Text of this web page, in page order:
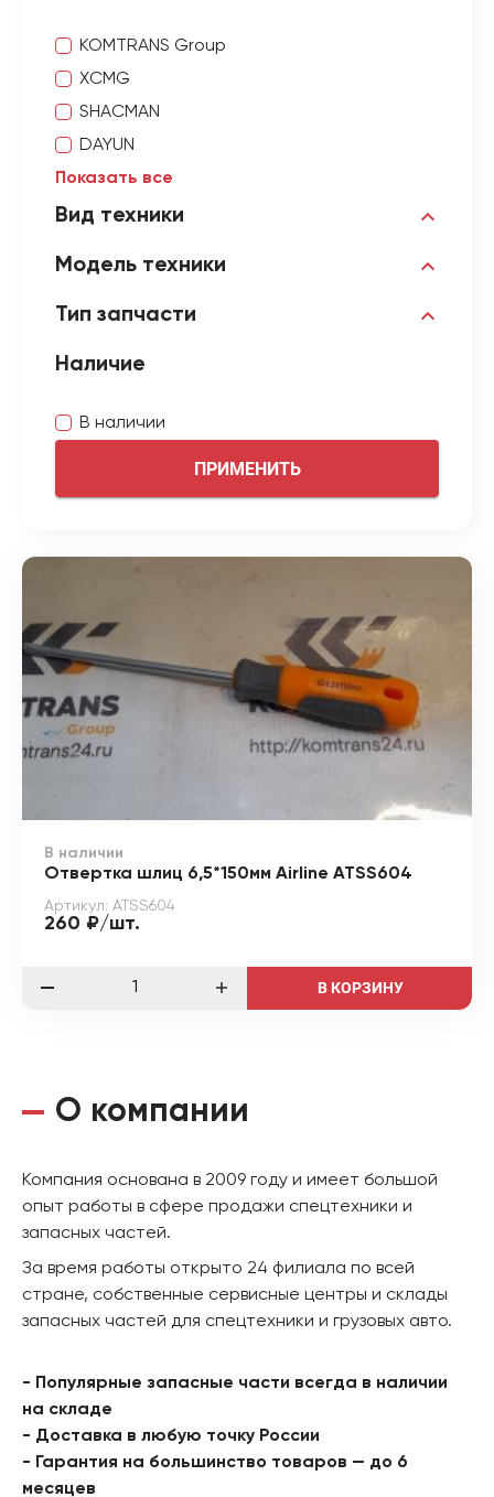
KOMTRANS Group
XCMG
SHACMAN
DAYUN
Показать все
Вид техники
Модель техники
Тип запчасти
Наличие
В наличии
ПРИМЕНИТЬ
В наличии
Отвертка шлиц 6,5*150мм Airline ATSS604
Артикул: ATSS604
260 ₽/шт.
В КОРЗИНУ
О компании
Компания основана в 2009 году и имеет большой
опыт работы в сфере продажи спецтехники и
запасных частей.
За время работы открыто 24 филиала по всей
стране, собственные сервисные центры и склады
запасных частей для спецтехники и грузовых авто.
- Популярные запасные части всегда в наличии
на складе
- Доставка в любую точку России
- Гарантия на большинство товаров — до 6
месяцев